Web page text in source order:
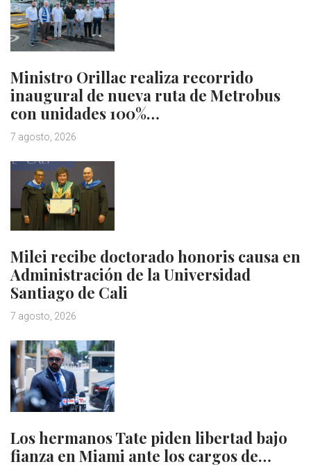
Ministro Orillac realiza recorrido
inaugural de nueva ruta de Metrobus
con unidades 100%…
7 agosto, 2026
Milei recibe doctorado honoris causa en
Administración de la Universidad
Santiago de Cali
7 agosto, 2026
Los hermanos Tate piden libertad bajo
fianza en Miami ante los cargos de…